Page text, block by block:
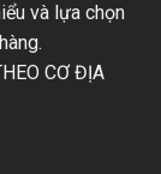
và lựa chọn
CƠ ĐỊA